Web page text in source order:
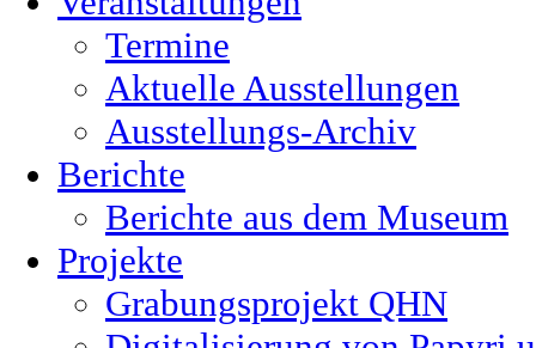
Termine
Aktuelle Ausstellungen
Ausstellungs-Archiv
Berichte
Berichte aus dem Museum
Projekte
Grabungsprojekt QHN